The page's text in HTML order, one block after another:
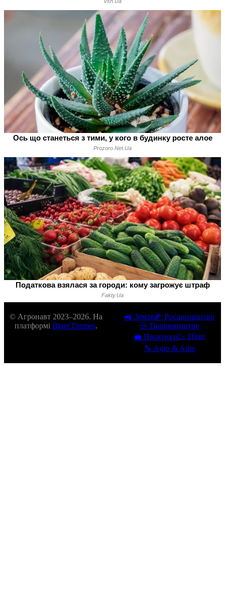
© Агронавт 2023–2026. На
платформі BlazeThemes.
🚜 Земля🌽 Рослинництво
🐽 Тваринництво
💼 Практики📉 Ціни
🔧 Agro & Auto